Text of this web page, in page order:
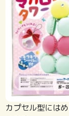
カプセル型には